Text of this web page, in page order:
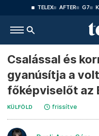
TELEX AFTER G7
Csalással és
gyanúsítja a
főképviselőt az
KÜLFÖLD frissítve